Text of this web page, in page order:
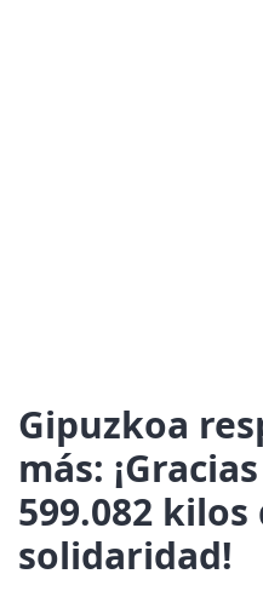
Gipuzkoa
más:
599.082 kilos
solidaridad!